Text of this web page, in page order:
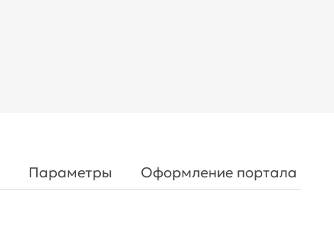
Параметры Оформление портала